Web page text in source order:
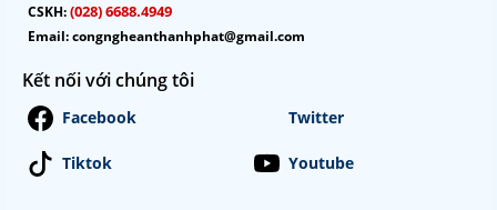
CSKH:(028) 6688.4949
Email:congngheanthanhphat@gmail.com
Kết nối với chúng tôi
Facebook Twitter
Tiktok Youtube